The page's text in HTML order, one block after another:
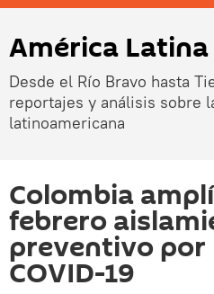
América Latina
Desde el Río Bravo hasta
reportajes y análisis sobre
latinoamericana
Colombia
febrero
preventivo por
COVID-19